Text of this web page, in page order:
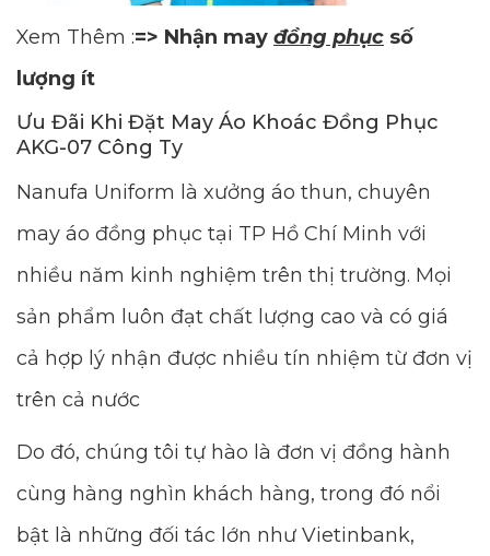
Xem Thêm :=> Nhận may đồng phục số
lượng ít
Ưu Đãi Khi Đặt May Áo Khoác Đồng Phục
AKG-07 Công Ty
Nanufa Uniform là xưởng áo thun, chuyên
may áo đồng phục tại TP Hồ Chí Minh với
nhiều năm kinh nghiệm trên thị trường. Mọi
sản phẩm luôn đạt chất lượng cao và có giá
cả hợp lý nhận được nhiều tín nhiệm từ đơn vị
trên cả nước
Do đó, chúng tôi tự hào là đơn vị đồng hành
cùng hàng nghìn khách hàng, trong đó nổi
bật là những đối tác lớn như Vietinbank,